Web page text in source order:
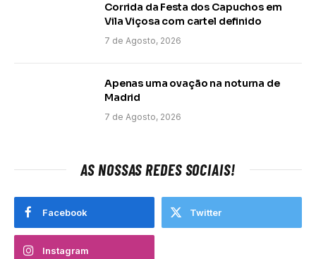
Corrida da Festa dos Capuchos em
Vila Viçosa com cartel definido
7 de Agosto, 2026
Apenas uma ovação na noturna de
Madrid
7 de Agosto, 2026
AS NOSSAS REDES SOCIAIS!
Facebook Twitter
Instagram